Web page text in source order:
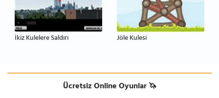
İkiz Kulelere Saldırı Jöle Kulesi
Ücretsiz Online Oyunlar 🦄